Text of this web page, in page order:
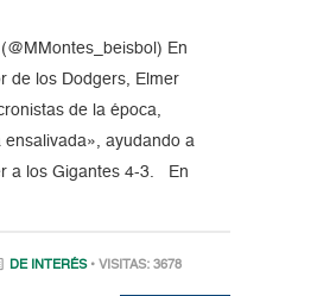
En
de los Dodgers, Elmer
de la época,
ensalivada», ayudando a
a los Gigantes 4-3. En
DE INTERÉS • VISITAS: 3678